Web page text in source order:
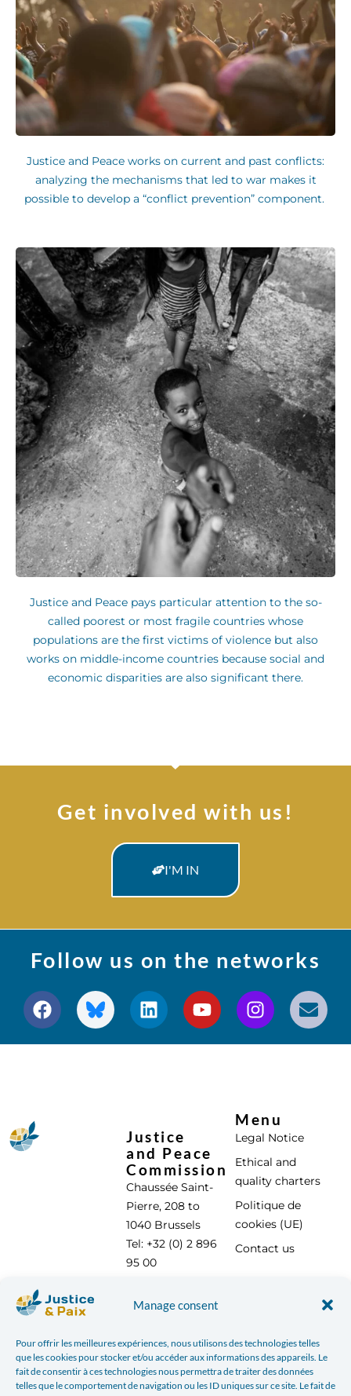
Manage consent
Pour offrir les meilleures expériences, nous utilisons des technologies telles
que les cookies pour stocker et/ou accéder aux informations des appareils. Le
fait de consentir à ces technologies nous permettra de traiter des données
telles que le comportement de navigation ou les ID uniques sur ce site. Le fait de
Justice and Peace works on current and past conflicts:
analyzing the mechanisms that led to war makes it
possible to develop a “conflict prevention” component.
Justice and Peace pays particular attention to the so-
called poorest or most fragile countries whose
populations are the first victims of violence but also
works on middle-income countries because social and
economic disparities are also significant there.
Get involved with us!
I'M IN
Follow us on the networks
Justice
and Peace
Commission
Chaussée Saint-
Pierre, 208 to
1040 Brussels
Tel: +32 (0) 2 896
95 00
Menu
Legal Notice
Ethical and
quality charters
Politique de
cookies (UE)
Contact us
With the support of :